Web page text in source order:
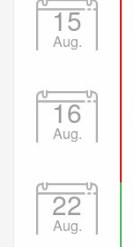
15
Aug.
16
Aug.
22
Aug.